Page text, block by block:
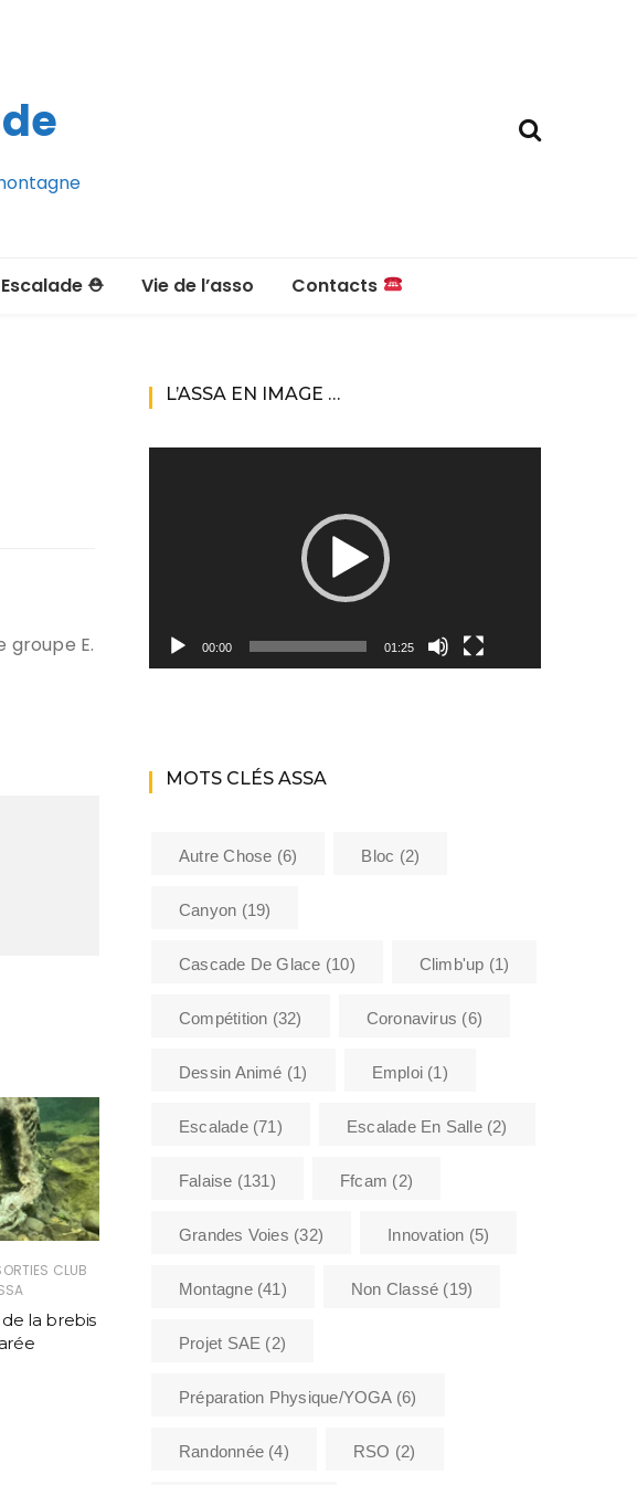
⛑ Vie de l’asso
Contacts
Les encadrants du club
Sécurité
Contacts
groupe E.
CLUB
la brebis
CLASSÉ|SORTIES CLUB
Canyon Team
RANDONNÉE
ASSA ouvre sa Section
L’ASSA EN IMAGE …
00:00 01:25
MOTS CLÉS ASSA
Autre Chose (6) Bloc (2)
Canyon (19)
Cascade De Glace (10) Climb'up (1)
Compétition (32) Coronavirus (6)
Dessin Animé (1) Emploi(1)
Escalade(71) Escalade En Salle(2)
Falaise (131) Ffcam (2)
Grandes Voies (32) Innovation (5)
Montagne(41) Non Classé (19)
Projet SAE (2)
Préparation Physique/YOGA(6)
Randonnée (4) RSO (2)